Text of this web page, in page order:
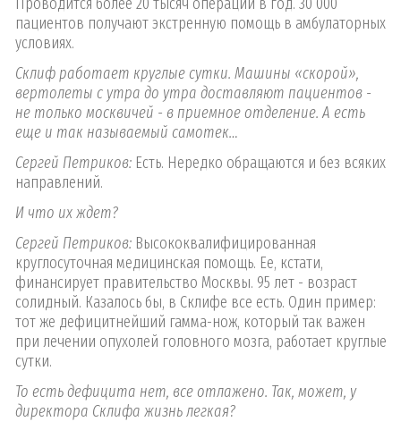
пациентов получают экстренную помощь в амбулаторных
условиях.
Склиф работает круглые сутки. Машины «скорой»,
вертолеты с утра до утра доставляют пациентов -
не только москвичей - в приемное отделение. А есть
еще и так называемый самотек…
Сергей Петриков: Есть. Нередко обращаются и без всяких
направлений.
И что их ждет?
Сергей Петриков: Высококвалифицированная
круглосуточная медицинская помощь. Ее, кстати,
финансирует правительство Москвы. 95 лет - возраст
солидный. Казалось бы, в Склифе все есть. Один пример:
тот же дефицитнейший гамма-нож, который так важен
при лечении опухолей головного мозга, работает круглые
сутки.
То есть дефицита нет, все отлажено. Так, может, у
директора Склифа жизнь легкая?